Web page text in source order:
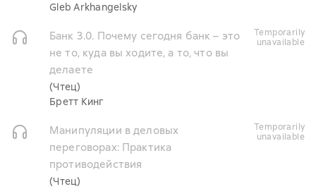
Gleb Arkhangelsky
Банк 3.0. Почему сегодня банк – это
не то, куда вы ходите, а то, что вы
делаете
(Чтец)
Бретт Кинг
temporarily
unavailable
Манипуляции в деловых
переговорах: Практика
противодействия
(Чтец)
temporarily
unavailable